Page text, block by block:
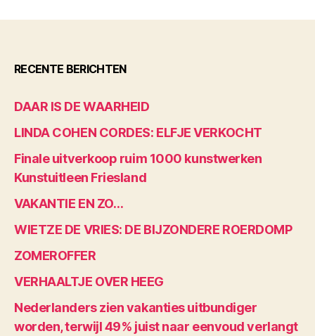
RECENTE BERICHTEN
DAAR IS DE WAARHEID
LINDA COHEN CORDES: ELFJE VERKOCHT
Finale uitverkoop ruim 1000 kunstwerken
Kunstuitleen Friesland
VAKANTIE EN ZO…
WIETZE DE VRIES: DE BIJZONDERE ROERDOMP
ZOMEROFFER
VERHAALTJE OVER HEEG
Nederlanders zien vakanties uitbundiger
worden, terwijl 49% juist naar eenvoud verlangt